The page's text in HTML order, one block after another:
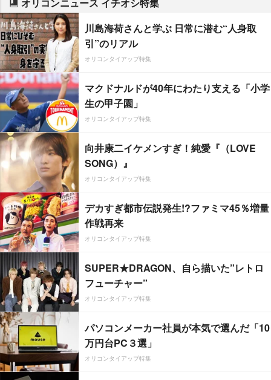
オリコンニュース イチオシ特集
川島海荷さんと学ぶ 日常に潜む“人身取
引”のリアル
オリコンタイアップ特集
マクドナルドが40年にわたり支える「小学
生の甲子園」
オリコンタイアップ特集
向井康二イケメンすぎ！純愛『（LOVE
SONG）』
オリコンタイアップ特集
デカすぎ都市伝説発生!?ファミマ45％増量
作戦再来
オリコンタイアップ特集
SUPER★DRAGON、自ら描いた”レトロ
フューチャー”
オリコンタイアップ特集
パソコンメーカー社員が本気で選んだ「10
万円台PC３選」
オリコンタイアップ特集